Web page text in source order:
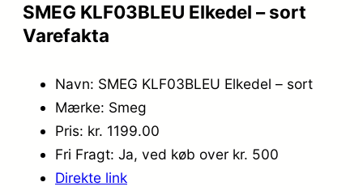
SMEG KLF03BLEU Elkedel – sort
Varefakta
Navn: SMEG KLF03BLEU Elkedel – sort
Mærke: Smeg
Pris: kr. 1199.00
Fri Fragt: Ja, ved køb over kr. 500
Direkte link